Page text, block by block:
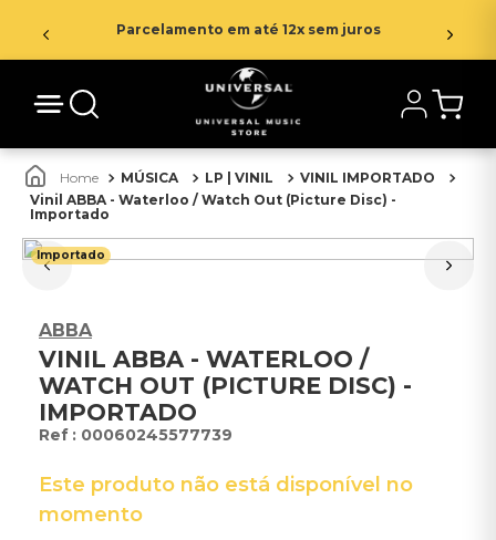
Parcelamento em até 12x sem juros
MÚSICA LP | VINIL
VINIL IMPORTADO
Vinil ABBA - Waterloo / Watch Out (Picture Disc) -
Importado
Importado
ABBA
VINIL ABBA - WATERLOO /
WATCH OUT (PICTURE DISC) -
IMPORTADO
: 00060245577739
Este produto não está disponível no
momento